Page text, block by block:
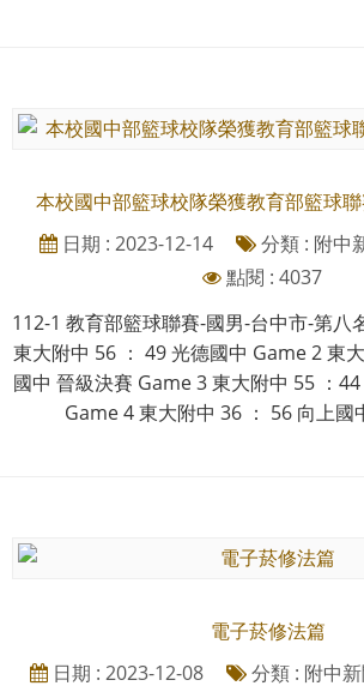
本校國中部籃球校隊榮獲教育部籃球
日期 : 2023-12-14
分類 : 附中
點閱 : 4037
112-1 教育部籃球聯賽-國男-台中市-第八
東大附中 56 ： 49 光德國中 Game 2 東
國中 晉級決賽 Game 3 東大附中 55 ：
Game 4 東大附中 36 ： 56 向上國
電子菸修法篇
日期 : 2023-12-08
分類 : 附中新